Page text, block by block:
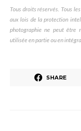
Tous droits réservés. Tous
aux lois de la protection
photographie ne peut être
utilisée en partie ou en
SHARE